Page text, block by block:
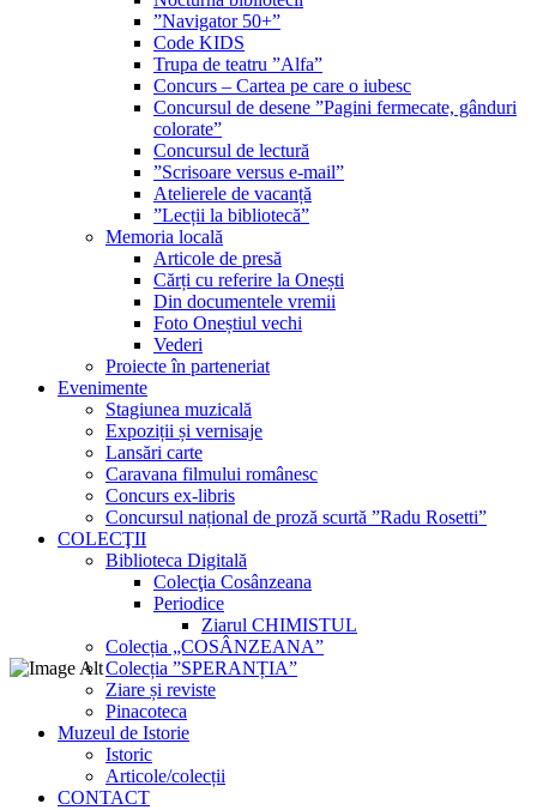
”Navigator 50+”
Code KIDS
Trupa de teatru ”Alfa”
Concurs – Cartea pe care o iubesc
Concursul de desene ”Pagini fermecate, gânduri
colorate”
Concursul de lectură
”Scrisoare versus e-mail”
Atelierele de vacanță
”Lecții la bibliotecă”
Memoria locală
Articole de presă
Cărți cu referire la Onești
Din documentele vremii
Foto Oneștiul vechi
Vederi
Proiecte în parteneriat
Evenimente
Stagiunea muzicală
Expoziții și vernisaje
Lansări carte
Caravana filmului românesc
Concurs ex-libris
Concursul național de proză scurtă ”Radu Rosetti”
COLECŢII
Biblioteca Digitală
Colecţia Cosânzeana
Periodice
Ziarul CHIMISTUL
Colecția „COSÂNZEANA”
Colecția ”SPERANȚIA”
Ziare și reviste
Pinacoteca
Muzeul de Istorie
Istoric
Articole/colecții
CONTACT